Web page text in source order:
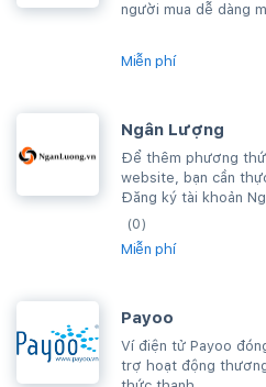
người mua dễ dàng
Miễn phí
Ngân Lượng
Để thêm phương
website, bạn cần
Đăng ký tài khoản
(0)
Miễn phí
Payoo
Ví điện tử Payoo
trợ hoạt động